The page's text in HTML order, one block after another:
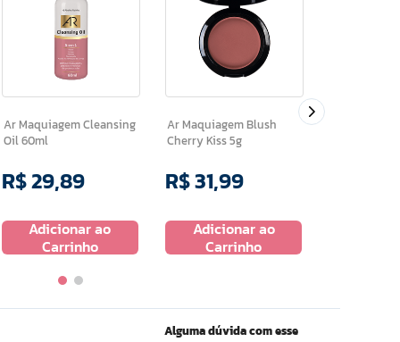
Ar Maquiagem Cleansing
Oil 60ml
R$29,89
Adicionar ao
Carrinho
Ar Maquiagem Blush
Cherry Kiss 5g
R$31,99
Adicionar ao
Carrinho
Alguma dúvida com esse